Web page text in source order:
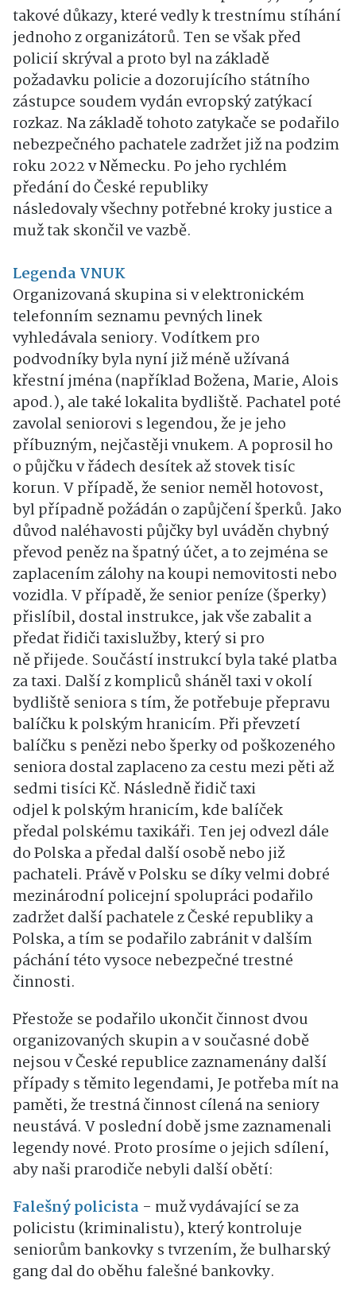
takové důkazy, které vedly k trestnímu stíhání
jednoho z organizátorů. Ten se však před
policií skrýval a proto byl na základě
požadavku policie a dozorujícího státního
zástupce soudem vydán evropský zatýkací
rozkaz. Na základě tohoto zatykače se podařilo
nebezpečného pachatele zadržet již na podzim
roku 2022 v Německu. Po jeho rychlém
předání do České republiky
následovaly všechny potřebné kroky justice a
muž tak skončil ve vazbě.
Legenda VNUK
Organizovaná skupina si v elektronickém
telefonním seznamu pevných linek
vyhledávala seniory. Vodítkem pro
podvodníky byla nyní již méně užívaná
křestní jména (například Božena, Marie, Alois
apod.), ale také lokalita bydliště. Pachatel poté
zavolal seniorovi s legendou, že je jeho
příbuzným, nejčastěji vnukem. A poprosil ho
o půjčku v řádech desítek až stovek tisíc
korun. V případě, že senior neměl hotovost,
byl případně požádán o zapůjčení šperků. Jako
důvod naléhavosti půjčky byl uváděn chybný
převod peněz na špatný účet, a to zejména se
zaplacením zálohy na koupi nemovitosti nebo
vozidla. V případě, že senior peníze (šperky)
přislíbil, dostal instrukce, jak vše zabalit a
předat řidiči taxislužby, který si pro
ně přijede. Součástí instrukcí byla také platba
za taxi. Další z kompliců sháněl taxi v okolí
bydliště seniora s tím, že potřebuje přepravu
balíčku k polským hranicím. Při převzetí
balíčku s penězi nebo šperky od poškozeného
seniora dostal zaplaceno za cestu mezi pěti až
sedmi tisíci Kč. Následně řidič taxi
odjel k polským hranicím, kde balíček
předal polskému taxikáři. Ten jej odvezl dále
do Polska a předal další osobě nebo již
pachateli. Právě v Polsku se díky velmi dobré
mezinárodní policejní spolupráci podařilo
zadržet další pachatele z České republiky a
Polska, a tím se podařilo zabránit v dalším
páchání této vysoce nebezpečné trestné
činnosti.
Přestože se podařilo ukončit činnost dvou
organizovaných skupin a v současné době
nejsou v České republice zaznamenány další
případy s těmito legendami, Je potřeba mít na
paměti, že trestná činnost cílená na seniory
neustává. V poslední době jsme zaznamenali
legendy nové. Proto prosíme o jejich sdílení,
aby naši prarodiče nebyli další obětí:
Falešný policista - muž vydávající se za
policistu (kriminalistu), který kontroluje
seniorům bankovky s tvrzením, že bulharský
gang dal do oběhu falešné bankovky.